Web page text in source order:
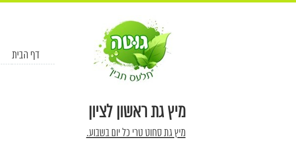
דף הבית
מיץ גת ראשון לציון
מיץ גת סחוט טרי כל יום בשבוע.